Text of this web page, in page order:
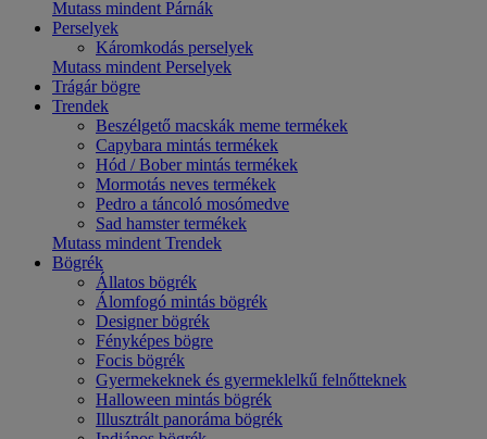
Mutass mindent Párnák
Perselyek
Káromkodás perselyek
Mutass mindent Perselyek
Trágár bögre
Trendek
Beszélgető macskák meme termékek
Capybara mintás termékek
Hód / Bober mintás termékek
Mormotás neves termékek
Pedro a táncoló mosómedve
Sad hamster termékek
Mutass mindent Trendek
Bögrék
Állatos bögrék
Álomfogó mintás bögrék
Designer bögrék
Fényképes bögre
Focis bögrék
Gyermekeknek és gyermeklelkű felnőtteknek
Halloween mintás bögrék
Illusztrált panoráma bögrék